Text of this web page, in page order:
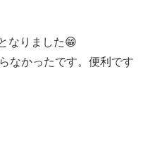
なりました😁
なかったです。便利です